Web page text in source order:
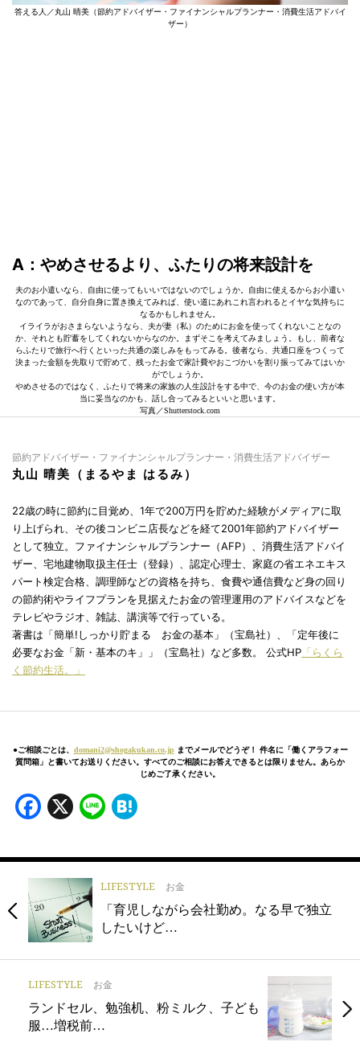
答える人／丸山 晴美（節約アドバイザー・ファイナンシャルプランナー・消費生活アドバイ
ザー）
A：やめさせるより、ふたりの将来設計を
夫のお小遣いなら、自由に使ってもいいではないのでしょうか。自由に使えるからお小遣い
なのであって、自分自身に置き換えてみれば、使い道にあれこれ言われるとイヤな気持ちに
なるかもしれません。
イライラがおさまらないようなら、夫が妻（私）のためにお金を使ってくれないことなの
か、それとも貯蓄をしてくれないからなのか。まずそこを考えてみましょう。もし、前者な
らふたりで旅行へ行くといった共通の楽しみをもってみる。後者なら、共通口座をつくって
決まった金額を先取りで貯めて、残ったお金で家計費やおこづかいを割り振ってみてはいか
がでしょうか。
やめさせるのではなく、ふたりで将来の家族の人生設計をする中で、今のお金の使い方が本
当に妥当なのかも、話し合ってみるといいと思います。
写真／Shutterstock.com
節約アドバイザー・ファイナンシャルプランナー・消費生活アドバイザー
丸山 晴美（まるやま はるみ）
22歳の時に節約に目覚め、1年で200万円を貯めた経験がメディアに取
り上げられ、その後コンビニ店長などを経て2001年節約アドバイザー
として独立。ファイナンシャルプランナー（AFP）、消費生活アドバイ
ザー、宅地建物取扱主任士（登録）、認定心理士、家庭の省エネエキス
パート検定合格、調理師などの資格を持ち、食費や通信費など身の回り
の節約術やライフプランを見据えたお金の管理運用のアドバイスなどを
テレビやラジオ、雑誌、講演等で行っている。
著書は「簡単!しっかり貯まる お金の基本」（宝島社）、「定年後に
必要なお金「新・基本のキ」」（宝島社）など多数。 公式HP 「らくら
く節約生活。」
●ご相談ごとは、 domani2@shogakukan.co.jp までメールでどうぞ！ 件名に「働くアラフォー
質問箱」と書いてお送りください。すべてのご相談にお答えできるとは限りません。あらか
じめご了承ください。
Facebook
X Line
LIFESTYLE お金
「育児しながら会社勤め。なる早で独立
したいけど…
LIFESTYLE お金
ランドセル、勉強机、粉ミルク、子ども
服…増税前…